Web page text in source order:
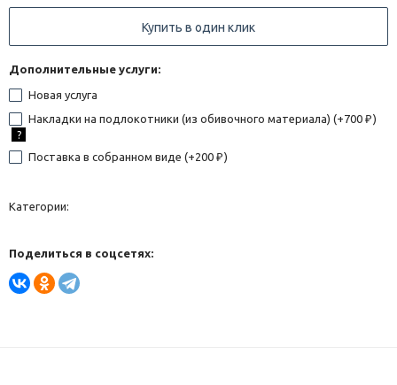
Купить в один клик
Дополнительные услуги:
Новая услуга
Накладки на подлокотники (из обивочного материала) (+700 ₽ )
?
Поставка в собранном виде (+200 ₽ )
Категории:
Поделиться в соцсетях: